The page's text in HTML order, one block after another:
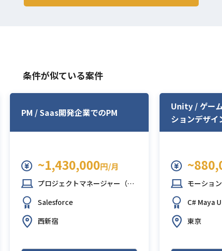
条件が似ている案件
PM / Saas開発企業でのPM
~1,430,000円/月
プロジェクトマネージャー（PM）
Salesforce
西新宿
Unity / ゲー
ションデザイ
モーショ
C# Maya
東京